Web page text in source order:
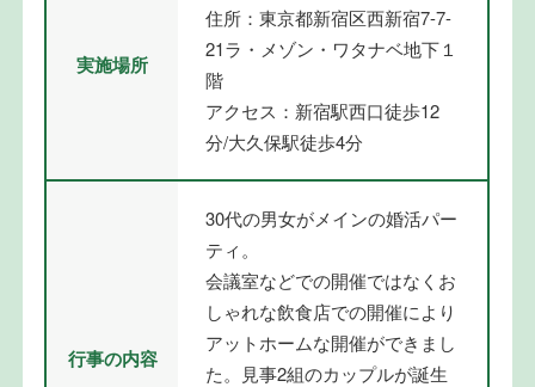
実施場所
住所：東京都新宿区西新宿7-7-
21ラ・メゾン・ワタナベ地下１
階
アクセス：新宿駅西口徒歩12
分/大久保駅徒歩4分
行事の内容
30代の男女がメインの婚活パー
ティ。
会議室などでの開催ではなくお
しゃれな飲食店での開催により
アットホームな開催ができまし
た。見事2組のカップルが誕生